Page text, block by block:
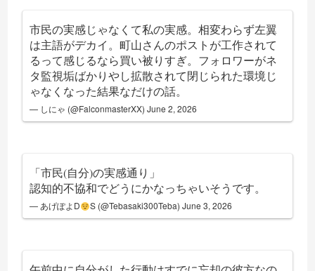
市民の実感じゃなくて私の実感。相変わらず左翼
は主語がデカイ。町山さんのポストが工作されて
るって感じるなら買い被りすぎ。フォロワーがネ
タ監視垢ばかりやし拡散されて閉じられた環境じ
ゃなくなった結果なだけの話。
— しにゃ (@FalconmasterXX)June 2, 2026
「市民(自分)の実感通り」
認知的不協和でどうにかなっちゃいそうです。
— あげぽよD S (@Tebasaki300Teba) June 3, 2026